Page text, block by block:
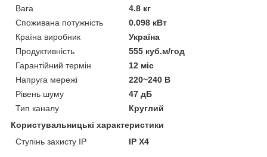
Вага
4.8 кг
Споживана потужність
0.098 кВт
Країна виробник
Україна
Продуктивність
555 куб.м/год
Гарантійний термін
12 міс
Напруга мережі
220~240 В
Рівень шуму
47 дБ
Тип каналу
Круглий
Користувальницькі характеристики
Ступінь захисту IP
IP Х4